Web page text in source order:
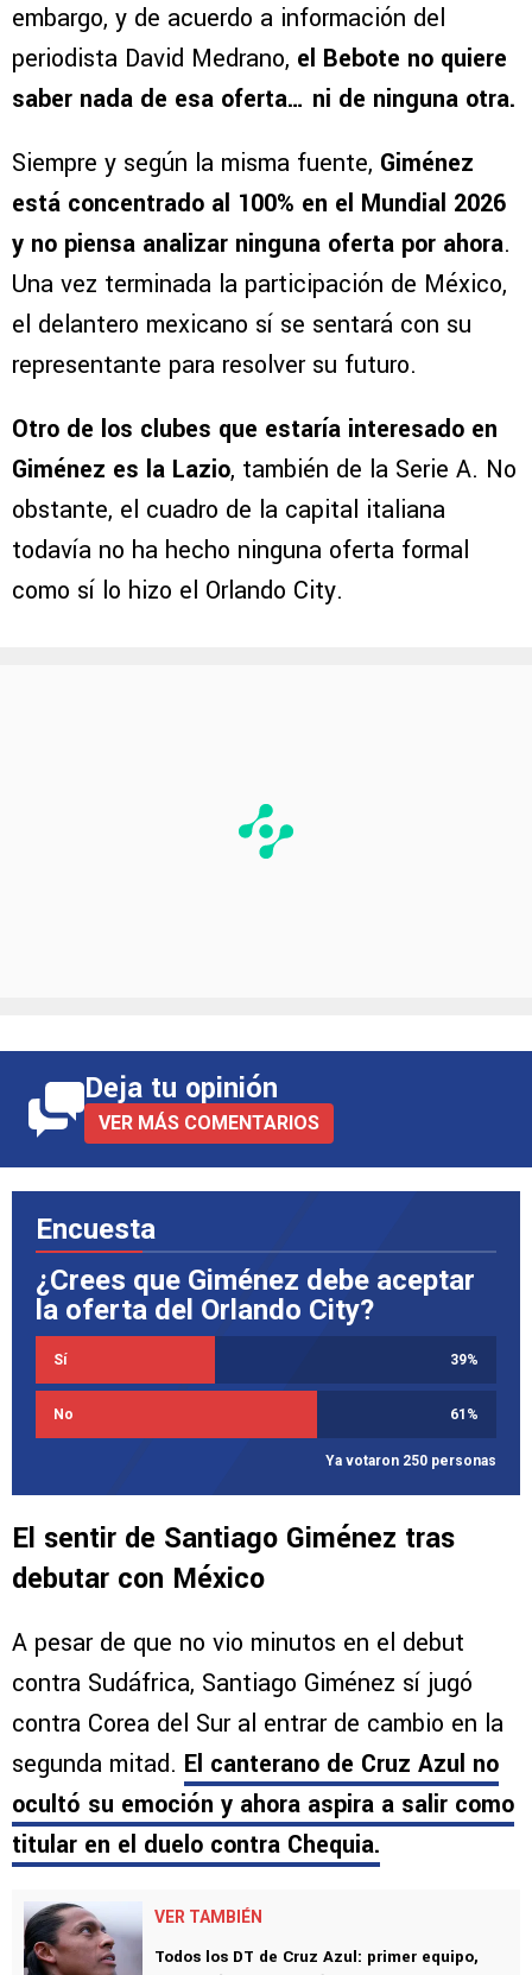
embargo, y de acuerdo a información del
periodista David Medrano, el Bebote no quiere
saber nada de esa oferta… ni de ninguna otra.
Siempre y según la misma fuente, Giménez
está concentrado al 100% en el Mundial 2026
y no piensa analizar ninguna oferta por ahora.
Una vez terminada la participación de México,
el delantero mexicano sí se sentará con su
representante para resolver su futuro.
Otro de los clubes que estaría interesado en
Giménez es la Lazio, también de la Serie A. No
obstante, el cuadro de la capital italiana
todavía no ha hecho ninguna oferta formal
como sí lo hizo el Orlando City.
Deja tu opinión
VER MÁS COMENTARIOS
Encuesta
¿Crees que Giménez debe aceptar
la oferta del Orlando City?
Sí 39%
No 61 %
Ya votaron 250 personas
El sentir de Santiago Giménez tras
debutar con México
A pesar de que no vio minutos en el debut
contra Sudáfrica, Santiago Giménez sí jugó
contra Corea del Sur al entrar de cambio en la
segunda mitad. El canterano de Cruz Azul no
ocultó su emoción y ahora aspira a salir como
titular en el duelo contra Chequia.
VER TAMBIÉN
Todos los DT de Cruz Azul: primer equipo,